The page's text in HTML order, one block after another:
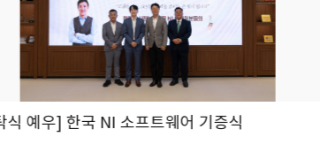
[방문 예우] 고윤근 고씨광주종